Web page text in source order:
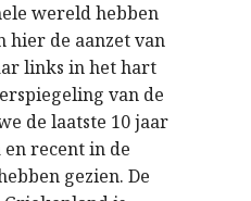
wereld hebben
hier de aanzet van
links in het hart
van de
de laatste 10 jaar
recent in de
gezien. De